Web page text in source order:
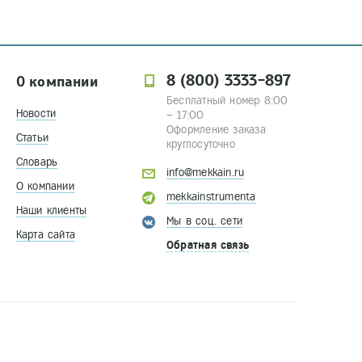
О компании
Новости
Статьи
Словарь
О компании
Наши клиенты
Карта сайта
8 (800) 3333-897
Бесплатный номер 8:00
– 17:00
Оформление заказа
круглосуточно
info@mekkain.ru
mekkainstrumenta
Мы в соц. сети
Обратная связь